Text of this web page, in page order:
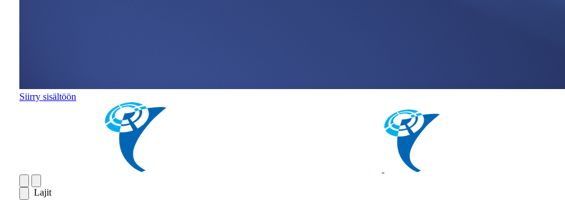
Siirry sisältöön
Lajit